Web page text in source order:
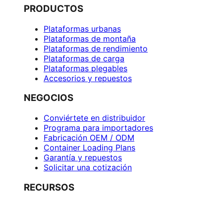
PRODUCTOS
Plataformas urbanas
Plataformas de montaña
Plataformas de rendimiento
Plataformas de carga
Plataformas plegables
Accesorios y repuestos
NEGOCIOS
Conviértete en distribuidor
Programa para importadores
Fabricación OEM / ODM
Container Loading Plans
Garantía y repuestos
Solicitar una cotización
RECURSOS